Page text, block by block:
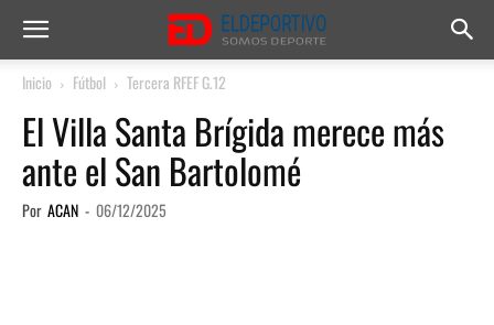
Inicio Fútbol Tercera RFEF G.12
El Villa Santa Brígida merece más
ante el San Bartolomé
Por ACAN - 06/12/2025